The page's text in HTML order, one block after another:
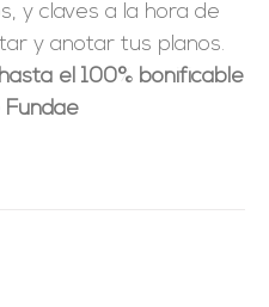
y claves a la hora de
y anotar tus planos.
el 100% bonificable